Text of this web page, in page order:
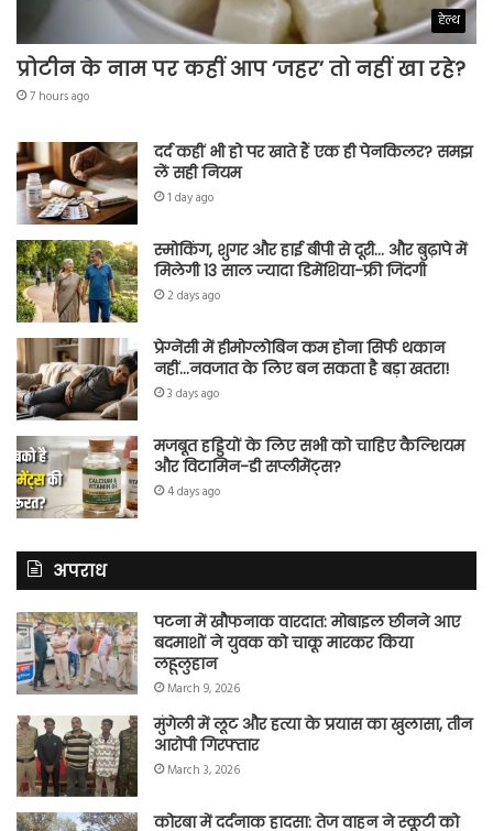
हेल्थ
प्रोटीन के नाम पर कहीं आप ‘जहर’ तो नहीं खा रहे?
7 hours ago
दर्द कहीं भी हो पर खाते हैं एक ही पेनकिलर? समझ
लें सही नियम
1 day ago
स्मोकिंग, शुगर और हाई बीपी से दूरी… और बुढ़ापे में
मिलेगी 13 साल ज्यादा डिमेंशिया-फ्री जिंदगी
2 days ago
प्रेग्नेंसी में हीमोग्लोबिन कम होना सिर्फ थकान
नहीं…नवजात के लिए बन सकता है बड़ा खतरा!
3 days ago
मजबूत हड्डियों के लिए सभी को चाहिए कैल्शियम
और विटामिन-डी सप्लीमेंट्स?
4 days ago
अपराध
पटना में खौफनाक वारदात: मोबाइल छीनने आए
बदमाशों ने युवक को चाकू मारकर किया
लहूलुहान
March 9, 2026
मुंगेली में लूट और हत्या के प्रयास का खुलासा, तीन
आरोपी गिरफ्तार
March 3, 2026
कोरबा में दर्दनाक हादसा: तेज वाहन ने स्कूटी को